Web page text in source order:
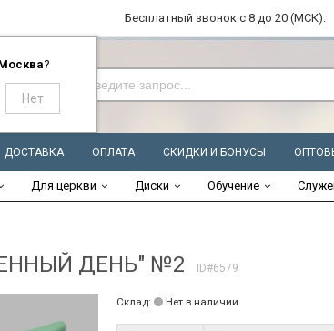
?
Бесплатный звонок с 8 до 20 (МСК):
ДОСТАВКА ОПЛАТА СКИДКИ И БОНУСЫ
Для церкви Диски Обучение
ДЕНЬ" №2 ID#6579
Склад: Нет в наличии